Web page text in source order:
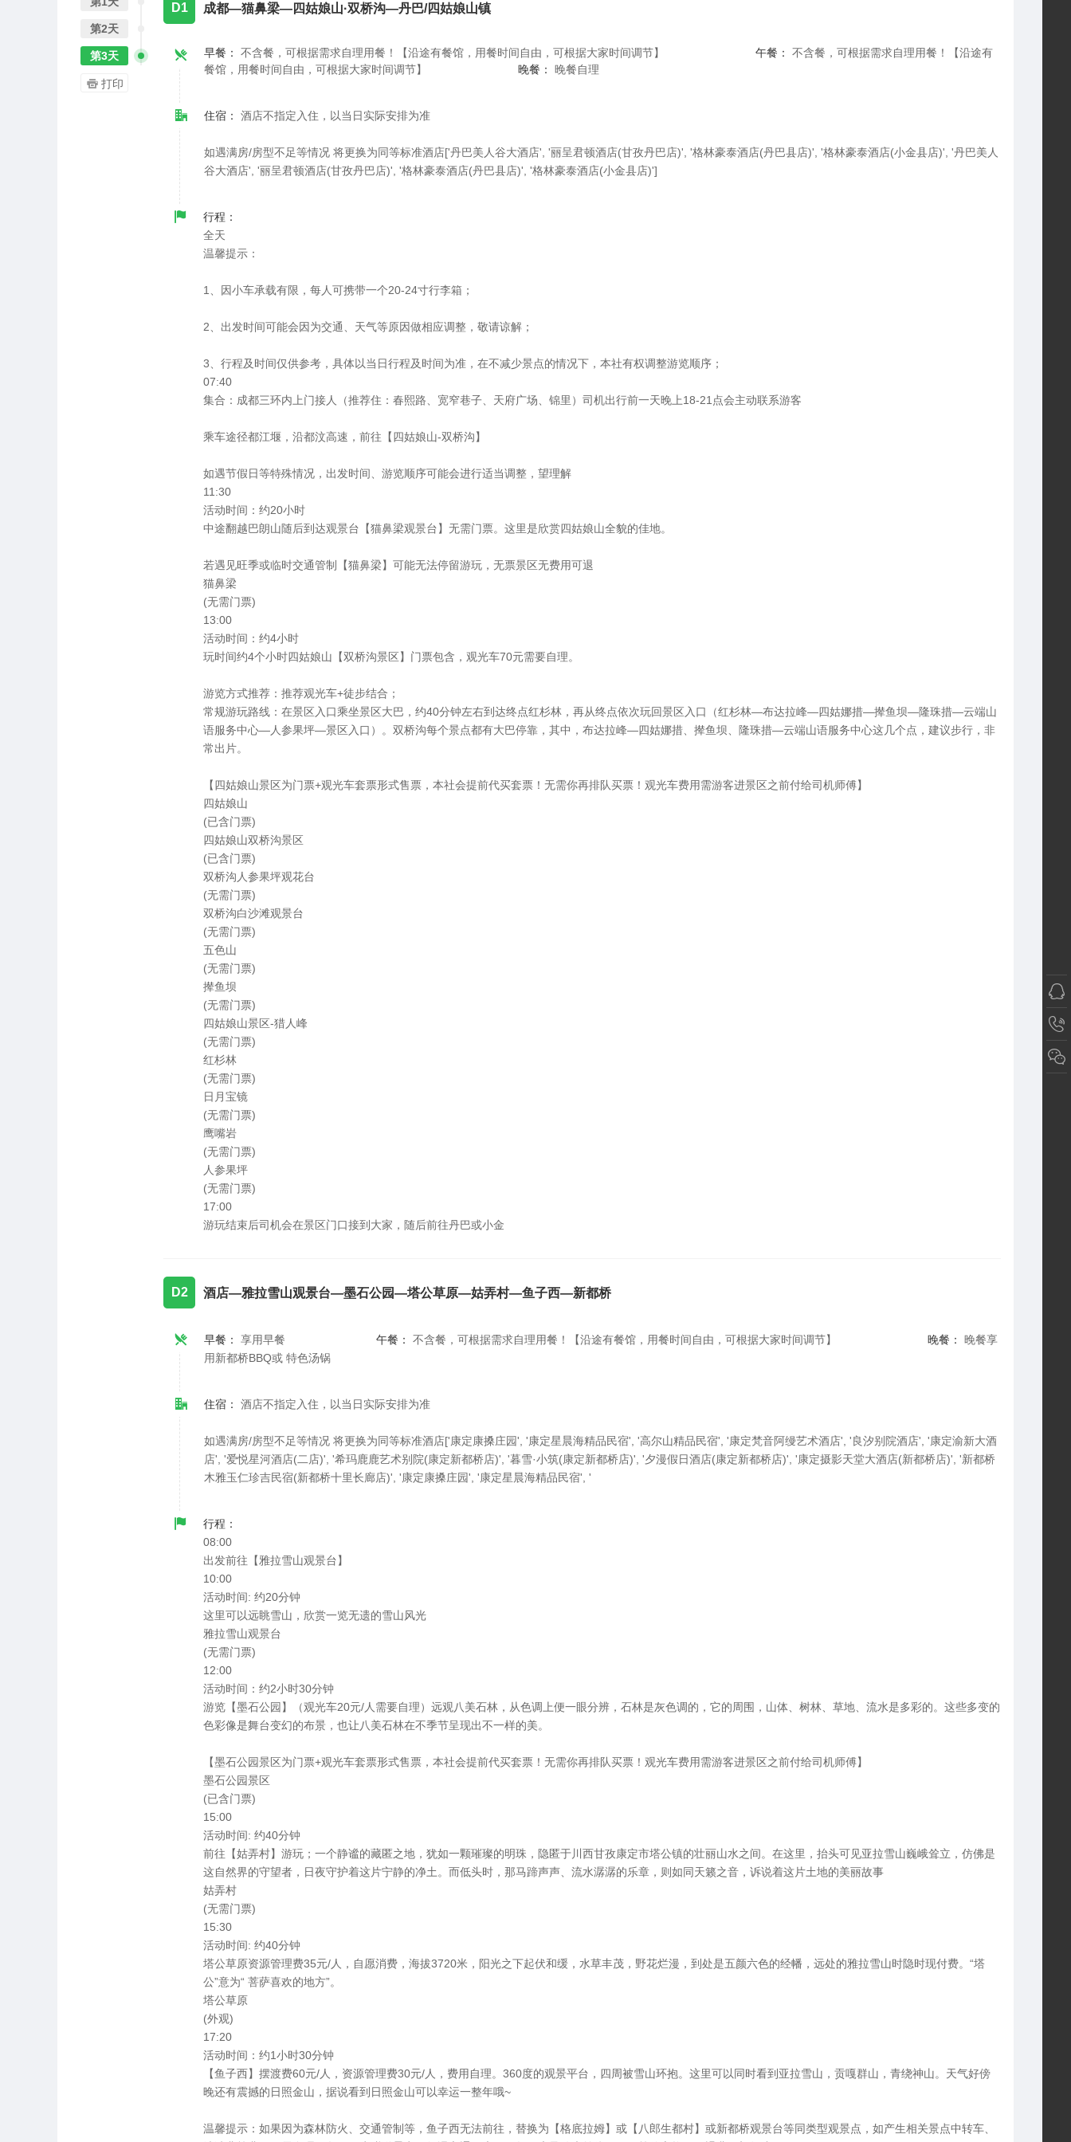
D1 成都—猫鼻梁—四姑娘山·双桥沟—丹巴/四姑娘山镇
早餐： 不含餐，可根据需求自理用餐！【沿途有餐馆，用餐时间自由，可根据大家时间调节】 午餐：
不含餐，可根据需求自理用餐！【沿途有
餐馆，用餐时间自由，可根据大家时间调节】
晚餐： 晚餐自理
住宿： 酒店不指定入住，以当日实际安排为准
如遇满房/房型不足等情况 将更换为同等标准酒店['丹巴美人谷大酒店', '丽呈君顿酒店(甘孜丹巴店)', '格林豪泰酒店(丹巴县店)', '格林豪泰酒店(小金县店)', '丹巴美人
谷大酒店', '丽呈君顿酒店(甘孜丹巴店)', '格林豪泰酒店(丹巴县店)', '格林豪泰酒店(小金县店)']
行程：
全天
温馨提示：
1、因小车承载有限，每人可携带一个20-24寸行李箱；
2、出发时间可能会因为交通、天气等原因做相应调整，敬请谅解；
3、行程及时间仅供参考，具体以当日行程及时间为准，在不减少景点的情况下，本社有权调整游览顺序；
07:40
集合：成都三环内上门接人（推荐住：春熙路、宽窄巷子、天府广场、锦里）司机出行前一天晚上18-21点会主动联系游客
乘车途径都江堰，沿都汶高速，前往【四姑娘山-双桥沟】
如遇节假日等特殊情况，出发时间、游览顺序可能会进行适当调整，望理解
11:30
活动时间：约20小时
中途翻越巴朗山随后到达观景台【猫鼻梁观景台】无需门票。这里是欣赏四姑娘山全貌的佳地。
若遇见旺季或临时交通管制【猫鼻梁】可能无法停留游玩，无票景区无费用可退
猫鼻梁
(无需门票)
13:00
活动时间：约4小时
玩时间约4个小时四姑娘山【双桥沟景区】门票包含，观光车70元需要自理。
游览方式推荐：推荐观光车+徒步结合；
常规游玩路线：在景区入口乘坐景区大巴，约40分钟左右到达终点红杉林，再从终点依次玩回景区入口（红杉林—布达拉峰—四姑娜措—撵鱼坝—隆珠措—云端山
语服务中心—人参果坪—景区入口）。双桥沟每个景点都有大巴停靠，其中，布达拉峰—四姑娜措、撵鱼坝、隆珠措—云端山语服务中心这几个点，建议步行，非
常出片。
【四姑娘山景区为门票+观光车套票形式售票，本社会提前代买套票！无需你再排队买票！观光车费用需游客进景区之前付给司机师傅】
四姑娘山
(已含门票)
四姑娘山双桥沟景区
(已含门票)
双桥沟人参果坪观花台
(无需门票)
双桥沟白沙滩观景台
(无需门票)
五色山
(无需门票)
撵鱼坝
(无需门票)
四姑娘山景区-猎人峰
(无需门票)
红杉林
(无需门票)
日月宝镜
(无需门票)
鹰嘴岩
(无需门票)
人参果坪
(无需门票)
17:00
游玩结束后司机会在景区门口接到大家，随后前往丹巴或小金
D2 酒店—雅拉雪山观景台—墨石公园—塔公草原—姑弄村—鱼子西—新都桥
早餐： 享用早餐 午餐： 不含餐，可根据需求自理用餐！【沿途有餐馆，用餐时间自由，可根据大家时间调节】 晚餐：
晚餐享
用新都桥BBQ或 特色汤锅
住宿： 酒店不指定入住，以当日实际安排为准
如遇满房/房型不足等情况 将更换为同等标准酒店['康定康搡庄园', '康定星晨海精品民宿', '高尔山精品民宿', '康定梵音阿缦艺术酒店', '良汐别院酒店', '康定渝新大酒
店', '爱悦星河酒店(二店)', '希玛鹿鹿艺术别院(康定新都桥店)', '暮雪·小筑(康定新都桥店)', '夕漫假日酒店(康定新都桥店)', '康定摄影天堂大酒店(新都桥店)', '新都桥
木雅玉仁珍吉民宿(新都桥十里长廊店)', '康定康搡庄园', '康定星晨海精品民宿', '
行程：
08:00
出发前往【雅拉雪山观景台】
10:00
活动时间: 约20分钟
这里可以远眺雪山，欣赏一览无遗的雪山风光
雅拉雪山观景台
(无需门票)
12:00
活动时间：约2小时30分钟
游览【墨石公园】（观光车20元/人需要自理）远观八美石林，从色调上便一眼分辨，石林是灰色调的，它的周围，山体、树林、草地、流水是多彩的。这些多变的
色彩像是舞台变幻的布景，也让八美石林在不季节呈现出不一样的美。
【墨石公园景区为门票+观光车套票形式售票，本社会提前代买套票！无需你再排队买票！观光车费用需游客进景区之前付给司机师傅】
墨石公园景区
(已含门票)
15:00
活动时间: 约40分钟
前往【姑弄村】游玩；一个静谧的藏匿之地，犹如一颗璀璨的明珠，隐匿于川西甘孜康定市塔公镇的壮丽山水之间。在这里，抬头可见亚拉雪山巍峨耸立，仿佛是
这自然界的守望者，日夜守护着这片宁静的净土。而低头时，那马蹄声声、流水潺潺的乐章，则如同天籁之音，诉说着这片土地的美丽故事
姑弄村
(无需门票)
15:30
活动时间: 约40分钟
塔公草原资源管理费35元/人，自愿消费，海拔3720米，阳光之下起伏和缓，水草丰茂，野花烂漫，到处是五颜六色的经幡，远处的雅拉雪山时隐时现付费。“塔
公”意为“ 菩萨喜欢的地方”。
塔公草原
(外观)
17:20
活动时间：约1小时30分钟
【鱼子西】摆渡费60元/人，资源管理费30元/人，费用自理。360度的观景平台，四周被雪山环抱。这里可以同时看到亚拉雪山，贡嘎群山，青绕神山。天气好傍
晚还有震撼的日照金山，据说看到日照金山可以幸运一整年哦~
温馨提示：如果因为森林防火、交通管制等，鱼子西无法前往，替换为【格底拉姆】或【八郎生都村】或新都桥观景台等同类型观景点，如产生相关景点中转车、
第2天
第3天
打印